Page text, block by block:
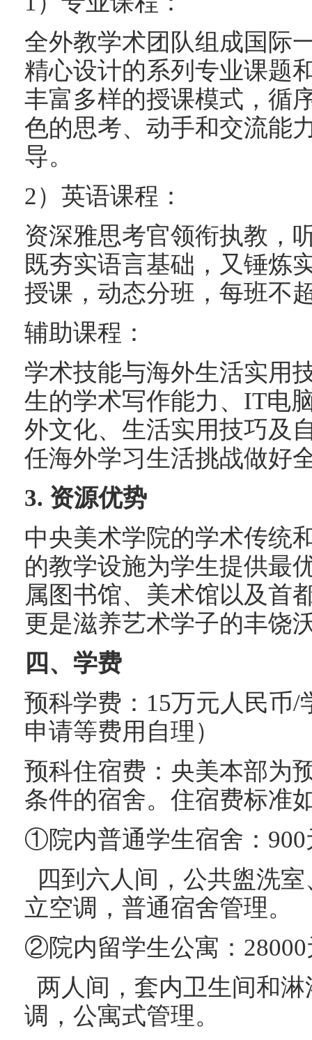
全外教学术团队组成国际
精心设计的系列专业课题
丰富多样的授课模式，循
色的思考、动手和交流能
导。
2）英语课程：
资深雅思考官领衔执教，
既夯实语言基础，又锤炼
授课，动态分班，每班
辅助课程：
学术技能与海外生活实用
生的学术写作能力、IT电
外文化、生活实用技巧及
任海外学习生活挑战做好
3. 资源优势
中央美术学院的学术传统
的教学设施为学生提供最
属图书馆、美术馆以及首
更是滋养艺术学子的丰
四、学费
预科学费：15万元人民币
申请等费用自理）
预科住宿费：央美本部为
条件的宿舍。住宿费标准
①院内普通学生宿舍：
四到六人间，公共盥洗
立空调，普通宿舍管理。
②院内留学生公寓：
两人间，套内卫生间和
调，公寓式管理。